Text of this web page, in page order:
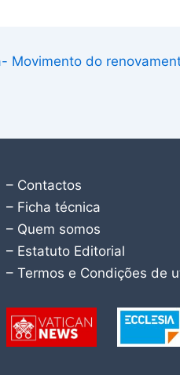
Movimento do
– Contactos
– Ficha técnica
– Quem somos
– Estatuto Editorial
– Termos e Condições de